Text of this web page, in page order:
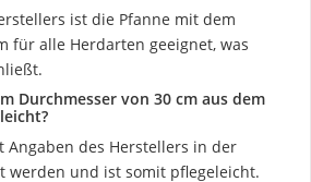
ist die Pfanne mit dem
für alle Herdarten geeignet, was
Durchmesser von 30 cm aus dem
Angaben des Herstellers in der
werden und ist somit pflegeleicht.